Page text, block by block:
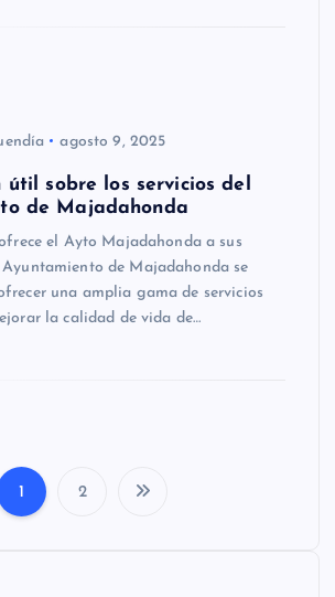
agosto 9, 2025
útil sobre los servicios del
de Majadahonda
el Ayto Majadahonda a sus
de Majadahonda se
una amplia gama de servicios
la calidad de vida de…
1 2